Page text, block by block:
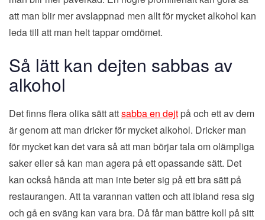
att man blir mer avslappnad men allt för mycket alkohol kan
leda till att man helt tappar omdömet.
Så lätt kan dejten sabbas av
alkohol
Det finns flera olika sätt attsabba en dejt på och ett av dem
är genom att man dricker för mycket alkohol. Dricker man
för mycket kan det vara så att man börjar tala om olämpliga
saker eller så kan man agera på ett opassande sätt. Det
kan också hända att man inte beter sig på ett bra sätt på
restaurangen. Att ta varannan vatten och att ibland resa sig
och gå en sväng kan vara bra. Då får man bättre koll på sitt